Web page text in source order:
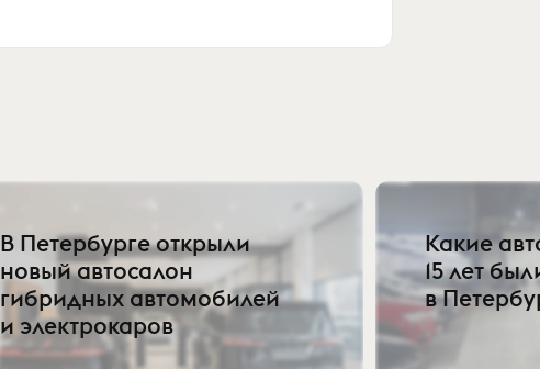
В Петербурге открыли
новый автосалон
гибридных автомобилей
и электрокаров
Какие
15 лет
в